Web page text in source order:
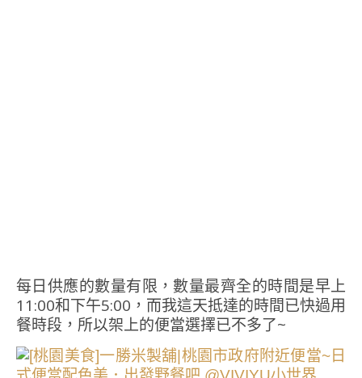
每日供應的數量有限，數量最齊全的時間是早上
11:00和下午5:00，而我這天抵達的時間已快過用
餐時段，所以架上的便當選擇已不多了~